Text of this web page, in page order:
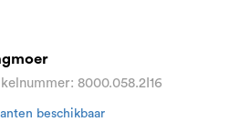
8000.058.2I16
beschikbaar